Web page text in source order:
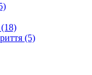
(5)